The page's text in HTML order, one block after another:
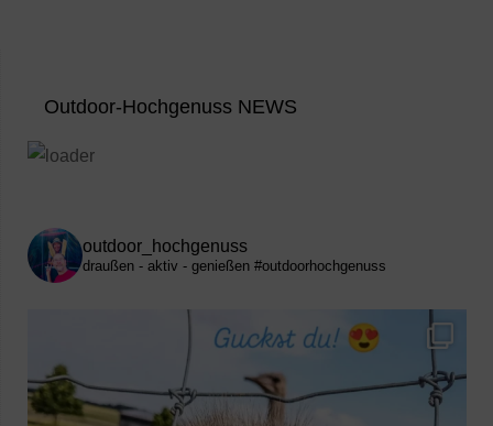
Outdoor-Hochgenuss NEWS
outdoor_hochgenuss
draußen - aktiv - genießen #outdoorhochgenuss